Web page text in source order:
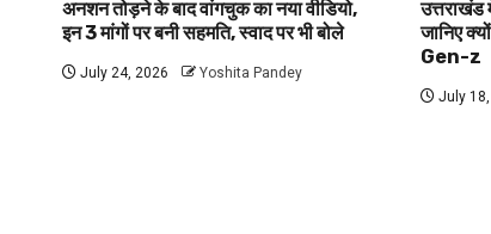
अनशन तोड़ने के बाद वांगचुक का नया वीडियो,
इन 3 मांगों पर बनी सहमति, स्वाद पर भी बोले
July 24, 2026 Yoshita Pandey
उत्तराखंड
जानिए
Gen-z
July